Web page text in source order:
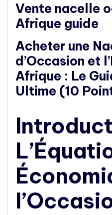
Vente nacelle
Afrique guide
Acheter une
d’Occasion et
Afrique : Le
Ultime (10